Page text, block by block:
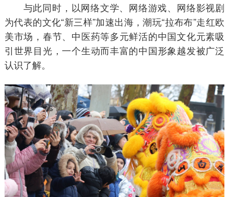
与此同时，以网络文学、网络游戏、网络影视剧
为代表的文化“新三样”加速出海，潮玩“拉布布”走红欧
美市场，春节、中医药等多元鲜活的中国文化元素吸
引世界目光，一个生动而丰富的中国形象越发被广泛
认识了解。